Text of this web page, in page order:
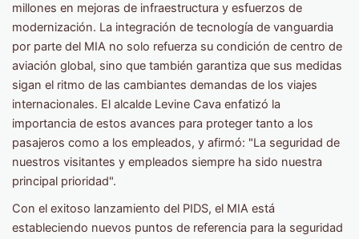
millones en mejoras de infraestructura y esfuerzos de
modernización. La integración de tecnología de vanguardia
por parte del MIA no solo refuerza su condición de centro de
aviación global, sino que también garantiza que sus medidas
sigan el ritmo de las cambiantes demandas de los viajes
internacionales. El alcalde Levine Cava enfatizó la
importancia de estos avances para proteger tanto a los
pasajeros como a los empleados, y afirmó: "La seguridad de
nuestros visitantes y empleados siempre ha sido nuestra
principal prioridad".
Con el exitoso lanzamiento del PIDS, el MIA está
estableciendo nuevos puntos de referencia para la seguridad